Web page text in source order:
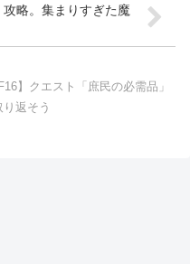
攻略。集まりすぎた魔
】クエスト「庶民の必需品」
返そう